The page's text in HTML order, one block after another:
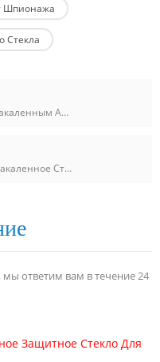
Шпионажа
Стекла
Стекло LITO D+ MAX AR SE С Полным Закаленным Антибликовым Покрытием Для IPhone 17
D+MAX CLEAR Прочное Суперполное Закаленное Стекло Для Экрана
ответим вам в течение 24
Защитное Стекло Для